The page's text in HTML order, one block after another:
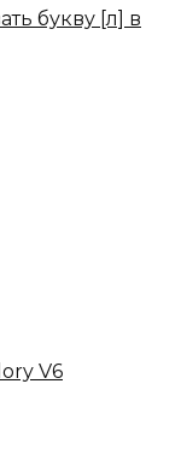
букву [л] в
V6